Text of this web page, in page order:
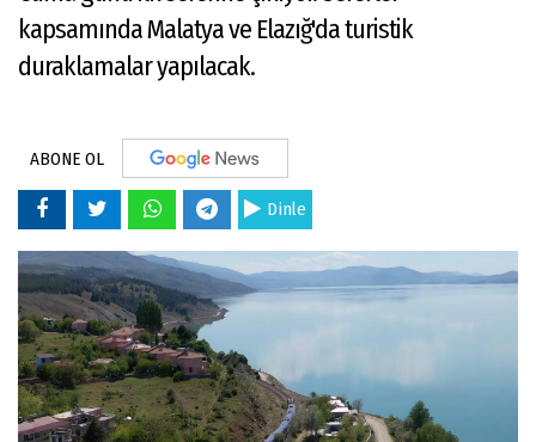
kapsamında Malatya ve Elazığ'da turistik
duraklamalar yapılacak.
ABONE OL
Dinle